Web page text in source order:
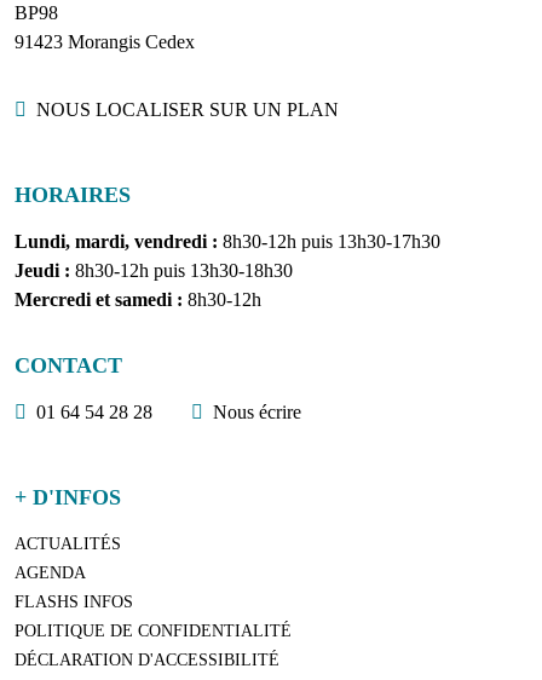
BP98
91423 Morangis Cedex
Localisation
NOUS LOCALISER SUR UN PLAN
HORAIRES
Lundi, mardi, vendredi : 8h30-12h puis 13h30-17h30
Jeudi : 8h30-12h puis 13h30-18h30
Mercredi et samedi : 8h30-12h
CONTACT
01 64 54 28 28 Nous écrire
+ D'INFOS
ACTUALITÉS
AGENDA
FLASHS INFOS
POLITIQUE DE CONFIDENTIALITÉ
DÉCLARATION D'ACCESSIBILITÉ